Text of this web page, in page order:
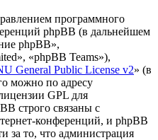
программного
phpBB (в дальнейшем
phpBB»,
«phpBB Teams»),
General Public License v2» (в
можно по адресу
GPL для
строго связаны с
конференций, и phpBB
за то, что администрация